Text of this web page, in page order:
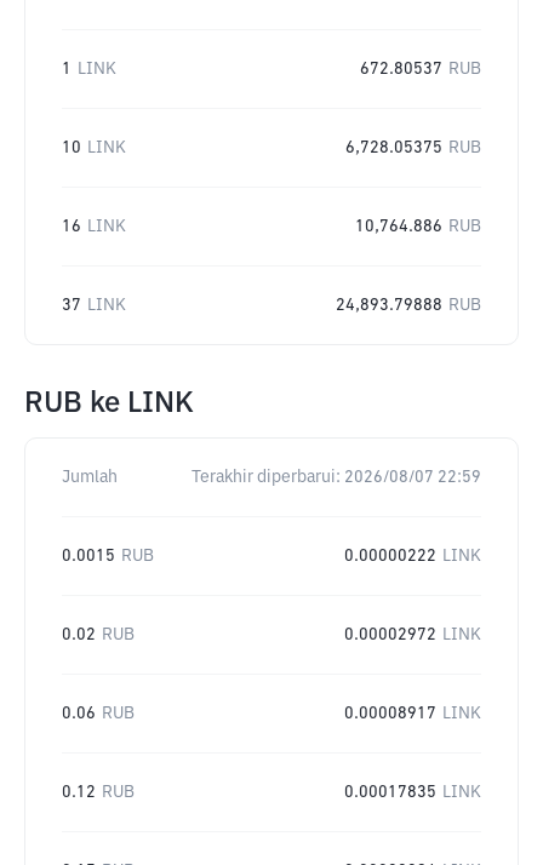
1 LINK 672.80537 RUB
10 LINK 6,728.05375 RUB
16 LINK 10,764.886 RUB
37 LINK 24,893.79888 RUB
RUB ke LINK
Jumlah Terakhir diperbarui: 2026/08/07 22:59
0.0015 RUB 0.00000222 LINK
0.02 RUB 0.00002972 LINK
0.06 RUB 0.00008917 LINK
0.12 RUB 0.00017835 LINK